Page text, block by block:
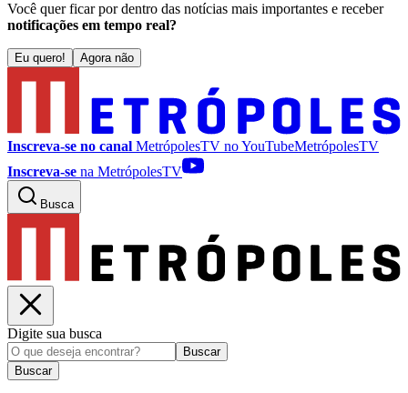
Você quer ficar por dentro das notícias mais importantes e receber
notificações em tempo real?
Eu quero! Agora não
Inscreva-se no canal MetrópolesTV noYouTubeMetrópolesTV
Inscreva-se na MetrópolesTV
Busca
Digite sua busca
Buscar
Buscar